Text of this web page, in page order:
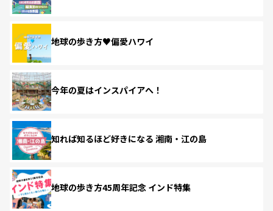
地球の歩き方♥偏愛ハワイ
今年の夏はインスパイアへ！
知れば知るほど好きになる 湘南・江の島
地球の歩き方45周年記念 インド特集